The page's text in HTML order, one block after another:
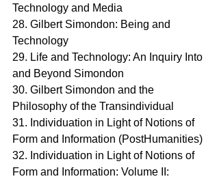
Technology and Media
28. Gilbert Simondon: Being and
Technology
29. Life and Technology: An Inquiry Into
and Beyond Simondon
30. Gilbert Simondon and the
Philosophy of the Transindividual
31. Individuation in Light of Notions of
Form and Information (PostHumanities)
32. Individuation in Light of Notions of
Form and Information: Volume II: